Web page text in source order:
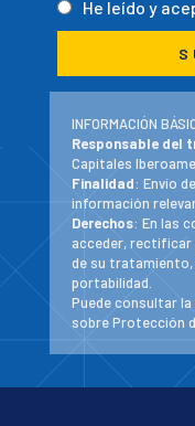
He leído y
INFORMACIÓN
Responsable del
Capitales
Finalidad: Envío
información
Derechos: En las
acceder, rectificar
de su tratamiento,
portabilidad.
Puede consultar
sobre Protección